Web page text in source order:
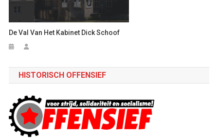
De Val Van Het Kabinet Dick Schoof
HISTORISCH OFFENSIEF